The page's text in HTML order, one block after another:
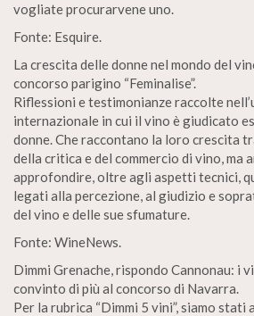
vogliate procurarvene uno.
Fonte: Esquire.
La crescita delle donne nel mondo del
concorso parigino “Feminalise”.
Riflessioni e testimonianze raccolte
internazionale in cui il vino è giudicato
donne. Che raccontano la loro crescita
della critica e del commercio di vino, ma
approfondire, oltre agli aspetti tecnici,
legati alla percezione, al giudizio e
del vino e delle sue sfumature.
Fonte: WineNews.
Dimmi Grenache, rispondo Cannonau: i
convinto di più al concorso di Navarra.
Per la rubrica “Dimmi 5 vini”, siamo stati